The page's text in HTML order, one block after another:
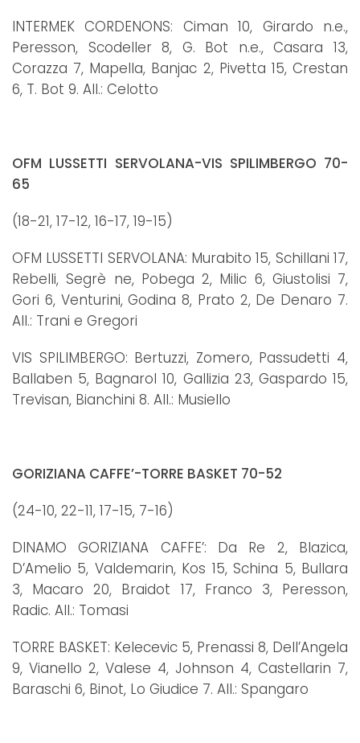
INTERMEK CORDENONS: Ciman 10, Girardo n.e.,
Peresson, Scodeller 8, G. Bot n.e., Casara 13,
Corazza 7, Mapella, Banjac 2, Pivetta 15, Crestan
6, T. Bot 9. All.: Celotto
OFM LUSSETTI SERVOLANA-VIS SPILIMBERGO 70-
65
(18-21, 17-12, 16-17, 19-15)
OFM LUSSETTI SERVOLANA: Murabito 15, Schillani 17,
Rebelli, Segrè ne, Pobega 2, Milic 6, Giustolisi 7,
Gori 6, Venturini, Godina 8, Prato 2, De Denaro 7.
All.: Trani e Gregori
VIS SPILIMBERGO: Bertuzzi, Zomero, Passudetti 4,
Ballaben 5, Bagnarol 10, Gallizia 23, Gaspardo 15,
Trevisan, Bianchini 8. All.: Musiello
GORIZIANA CAFFE’-TORRE BASKET 70-52
(24-10, 22-11, 17-15, 7-16)
DINAMO GORIZIANA CAFFE’: Da Re 2, Blazica,
D’Amelio 5, Valdemarin, Kos 15, Schina 5, Bullara
3, Macaro 20, Braidot 17, Franco 3, Peresson,
Radic. All.: Tomasi
TORRE BASKET: Kelecevic 5, Prenassi 8, Dell’Angela
9, Vianello 2, Valese 4, Johnson 4, Castellarin 7,
Baraschi 6, Binot, Lo Giudice 7. All.: Spangaro